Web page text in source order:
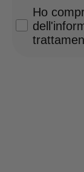
Privacy
Ho